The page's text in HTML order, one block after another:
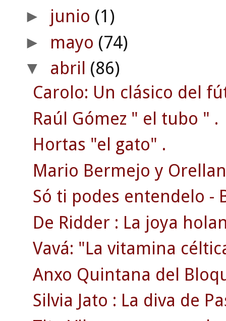
► junio (1)
► mayo (74)
▼ abril (86)
Carolo: Un clásico del
Raúl Gómez " el tubo " .
Hortas "el gato" .
Mario Bermejo y
Só ti podes entendelo -
De Ridder : La joya
Vavá: "La vitamina
Anxo Quintana del
Silvia Jato : La diva de